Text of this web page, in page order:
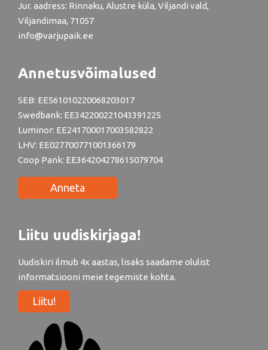
Jur. aadress: Rinnaku, Alustre küla, Viljandi vald,
Viljandimaa, 71057
info@varjupaik.ee
Annetusvõimalused
SEB: EE561010220068203017
Swedbank: EE342200221043391225
Luminor: EE241700017003582822
LHV: EE027700771001366179
Coop Pank: EE364204278615079704
Anneta
Liitu uudiskirjaga!
Uudiskiri ilmub 4x aastas, lisaks saadame olulist
informatsiooni meie tegemiste kohta.
Liitu!